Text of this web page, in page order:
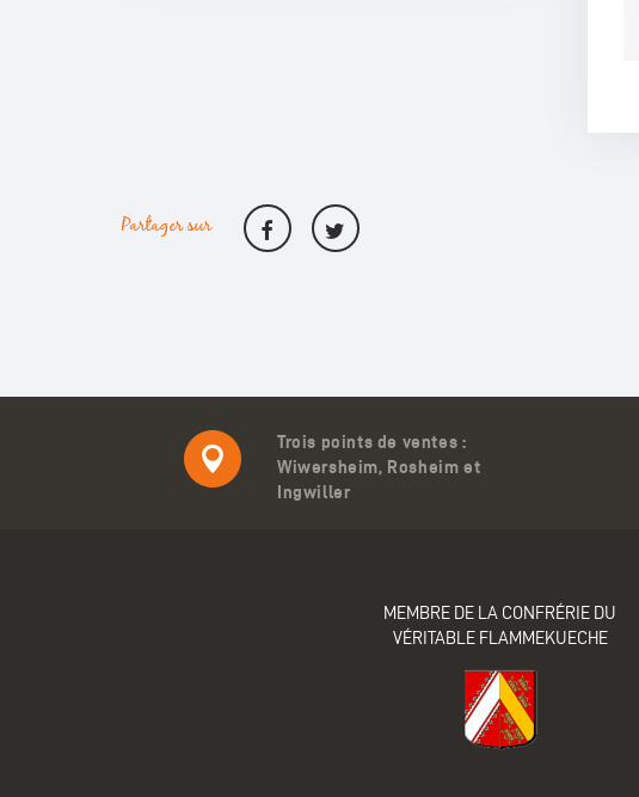
Partager sur
Trois points de ventes :
Wiwersheim, Rosheim et
Ingwiller
MEMBRE DE LA CONFRÉRIE DU
VÉRITABLE FLAMMEKUECHE